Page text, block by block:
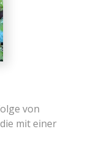
von
mit einer